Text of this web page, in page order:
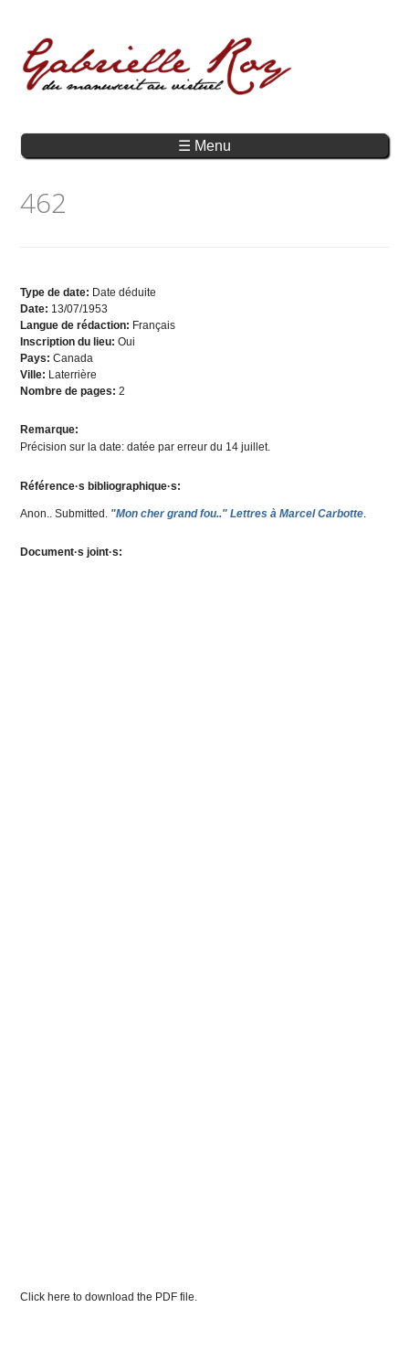
☰ Menu
462
Type de date: Date déduite
Date: 13/07/1953
Langue de rédaction: Français
Inscription du lieu:Oui
Pays:Canada
Ville: Laterrière
Nombre de pages:2
Remarque:
Précision sur la date: datée par erreur du 14 juillet.
Référence·s bibliographique·s:
Anon.. Submitted. "Mon cher grand fou.." Lettres à Marcel Carbotte.
Document·s joint·s:
Click here to download the PDF file.